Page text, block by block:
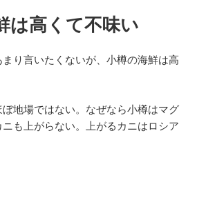
は高くて不味い
り言いたくないが、小樽の海鮮は高
地場ではない。なぜなら小樽はマグ
も上がらない。上がるカニはロシア
海鮮は高くて不味い